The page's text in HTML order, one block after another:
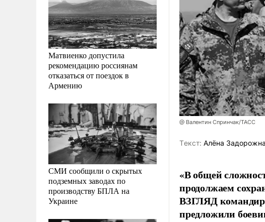
Матвиенко допустила
рекомендацию россиянам
отказаться от поездок в
Армению
СМИ сообщили о скрытых
подземных заводах по
производству БПЛА на
Украине
@ Валентин Спринчак/ТАСС
Tекст: Алёна
«В общей
продолжаем
ВЗГЛЯД командир
предложили